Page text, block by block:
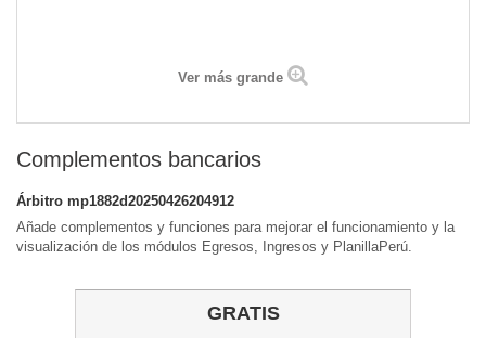
Ver más grande
Complementos bancarios
Árbitro mp1882d20250426204912
Añade complementos y funciones para mejorar el funcionamiento y la
visualización de los módulos Egresos, Ingresos y PlanillaPerú.
GRATIS